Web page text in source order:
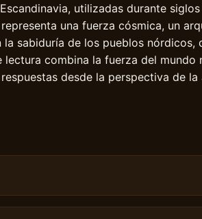
utilizadas durante
una fuerza cósmica, un
sabiduría de los pueblos nórdicos,
combina la fuerza del mundo
desde la perspectiva de la